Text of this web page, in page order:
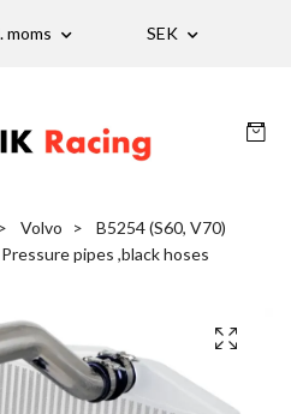
moms SEK
Volvo
B5254 (S60, V70)
pipes ,black hoses